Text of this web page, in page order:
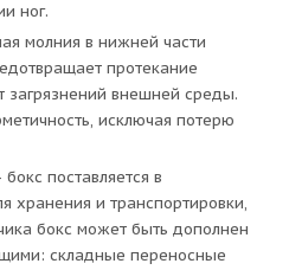
ног.
молния в нижней части
протекание
внешней среды.
исключая потерю
поставляется в
хранения и транспортировки,
бокс может быть дополнен
складные переносные